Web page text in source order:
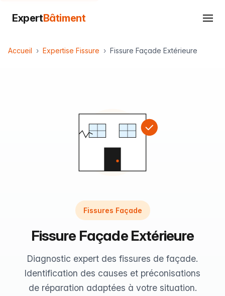
ExpertBâtiment
Accueil Expertise Fissure Fissure Façade Extérieure
Fissures Façade
Fissure Façade Extérieure
Diagnostic expert des fissures de façade.
Identification des causes et préconisations
de réparation adaptées à votre situation.